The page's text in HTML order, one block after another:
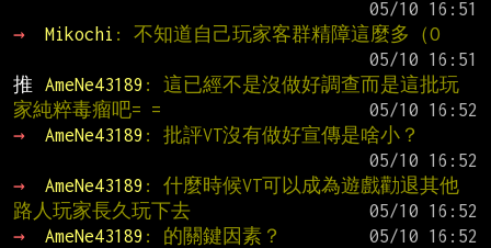
→
Mikochi : 不知道自己玩家客群精障這麼多（O
推
AmeNe43189 : 這已經不是沒做好調查而是這批玩
家純粹毒瘤吧= =
→
AmeNe43189 : 批評VT沒有做好宣傳是啥小？
→
AmeNe43189 : 什麼時候VT可以成為遊戲勸退其他
路人玩家長久玩下去
→
AmeNe43189 : 的關鍵因素？